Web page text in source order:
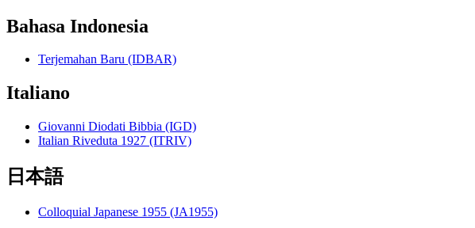
Bahasa Indonesia
Terjemahan Baru (IDBAR)
Italiano
Giovanni Diodati Bibbia (IGD)
Italian Riveduta 1927 (ITRIV)
日本語
Colloquial Japanese 1955 (JA1955)